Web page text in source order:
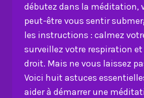
débutez dans la méditation,
peut-être vous sentir
les instructions : calmez
surveillez votre respiration et
droit. Mais ne vous laissez
Voici huit astuces
aider à démarrer une